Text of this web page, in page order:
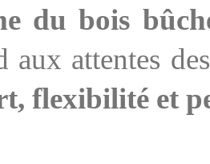
du bois
aux attentes
flexibilité et